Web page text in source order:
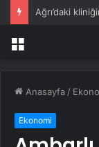
Ağrı’daki
Menü
Anasayfa /
Ekonomi